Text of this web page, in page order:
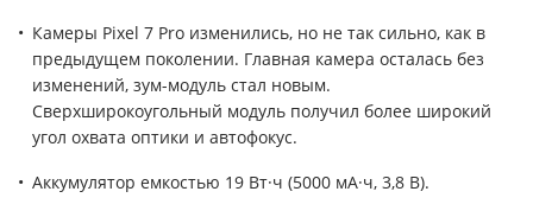
Камеры Pixel 7 Pro изменились, но не так сильно, как в
предыдущем поколении. Главная камера осталась без
изменений, зум-модуль стал новым.
Сверхширокоугольный модуль получил более широкий
угол охвата оптики и автофокус.
Аккумулятор емкостью 19 Вт·ч (5000 мА·ч, 3,8 В).